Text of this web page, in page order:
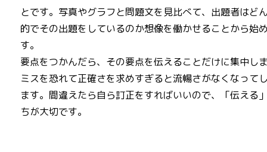
とです。写真やグラフと問題文を見比べて、出題者はど
的でその出題をしているのか想像を働かせることから始
す。
要点をつかんだら、その要点を伝えることだけに集中し
ミスを恐れて正確さを求めすぎると流暢さがなくなって
ます。間違えたら自ら訂正をすればいいので、「伝える
ちが大切です。